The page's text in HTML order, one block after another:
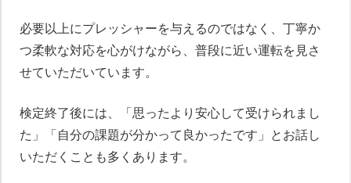
必要以上にプレッシャーを与えるのではなく、丁寧か
つ柔軟な対応を心がけながら、普段に近い運転を見さ
せていただいています。
検定終了後には、「思ったより安心して受けられまし
た」「自分の課題が分かって良かったです」とお話し
いただくことも多くあります。